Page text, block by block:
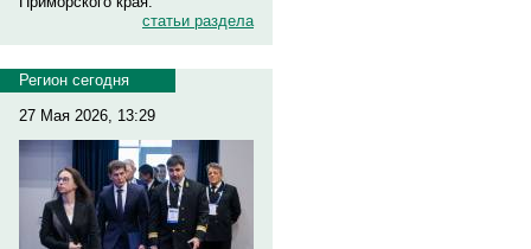
статьи раздела
Регион сегодня
27 Мая 2026, 13:29